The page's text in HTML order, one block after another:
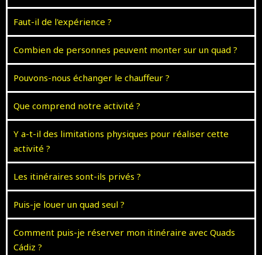
Faut-il de l'expérience ?
Combien de personnes peuvent monter sur un quad ?
Pouvons-nous échanger le chauffeur ?
Que comprend notre activité ?
Y a-t-il des limitations physiques pour réaliser cette
activité ?
Les itinéraires sont-ils privés ?
Puis-je louer un quad seul ?
Comment puis-je réserver mon itinéraire avec Quads
Cádiz ?